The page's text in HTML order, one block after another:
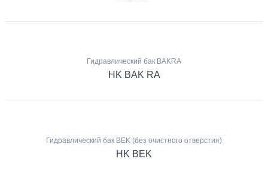
Гидравлический бак BAKRA
HK BAK RA
Гидравлический бак BEK (без очистного отверстия)
HK BEK